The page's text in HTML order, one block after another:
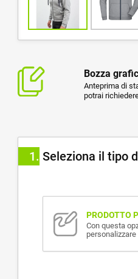
Bozza
Anteprima di
potrai
1 Seleziona il tipo
PRODOTTO
Con questa